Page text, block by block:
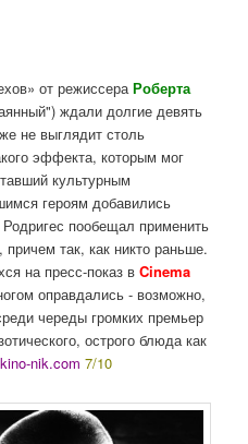
от режиссераРоберта
ждали долгие девять
не выглядит столь
эффекта, которым мог
культурным
героям добавились
пообещал применить
так, как никто раньше.
на пресс-показ вCinema
оправдались - возможно,
череды громких премьер
острого блюда как
nik.com 7/10